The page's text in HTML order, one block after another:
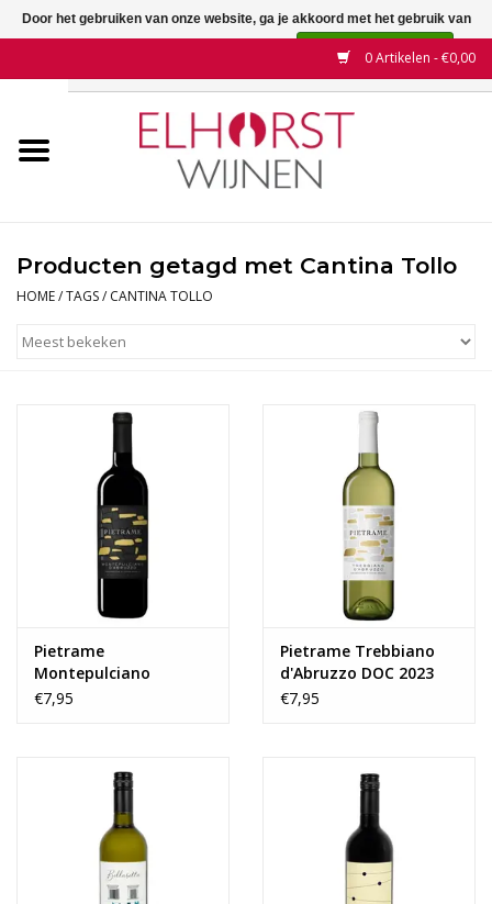
0 Artikelen - €0,00
Wijnen
Wijnhuizen
Druif
Wijnaanbiedingen
Wijnberichten
Producten getagd met Cantina Tollo
HOME/TAGS/ CANTINA TOLLO
Pietrame
Montepulciano
d'Abruzzo DOC 2024
€7,95
Pietrame Trebbiano
d'Abruzzo DOC 2023
€7,95
Door het gebruiken van onze website, ga je akkoord met het gebruik van